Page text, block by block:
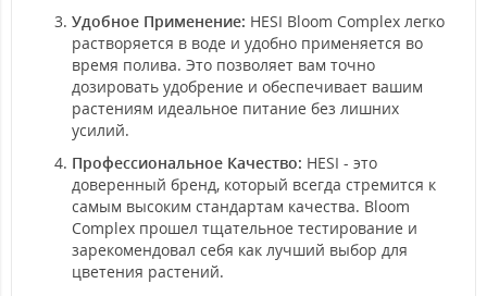
Удобное Применение: HESI Bloom Complex легко
растворяется в воде и удобно применяется во
время полива. Это позволяет вам точно
дозировать удобрение и обеспечивает вашим
растениям идеальное питание без лишних
усилий.
Профессиональное Качество: HESI - это
доверенный бренд, который всегда стремится к
самым высоким стандартам качества. Bloom
Complex прошел тщательное тестирование и
зарекомендовал себя как лучший выбор для
цветения растений.